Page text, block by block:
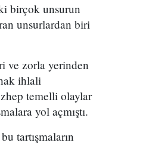
birçok unsurun
unsurlardan biri
ve zorla yerinden
ihlali
temelli olaylar
yol açmıştı.
tartışmaların